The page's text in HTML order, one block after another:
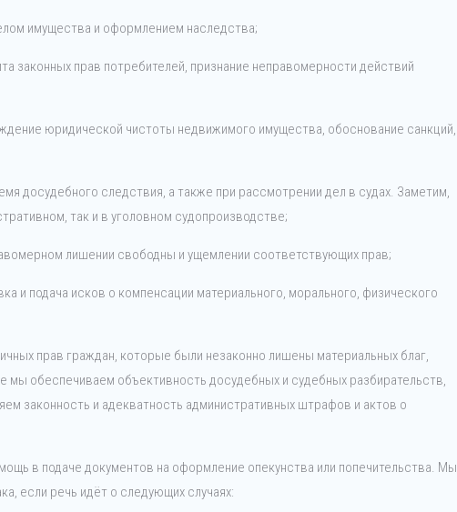
имущества и оформлением наследства;
законных прав потребителей, признание неправомерности действий
юридической чистоты недвижимого имущества, обоснование санкций,
досудебного следствия, а также при рассмотрении дел в судах. Заметим,
так и в уголовном судопроизводстве;
лишении свободны и ущемлении соответствующих прав;
и подача исков о компенсации материального, морального, физического
прав граждан, которые были незаконно лишены материальных благ,
мы обеспечиваем объективность досудебных и судебных разбирательств,
законность и адекватность административных штрафов и актов о
в подаче документов на оформление опекунства или попечительства. Мы
если речь идёт о следующих случаях: